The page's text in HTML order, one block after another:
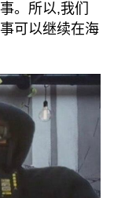
。所以,我们
可以继续在海